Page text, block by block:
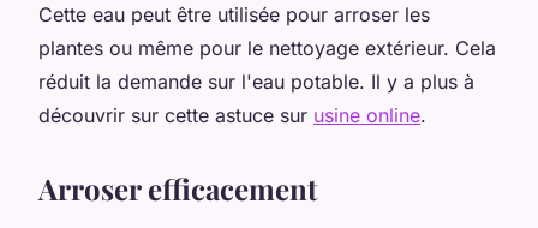
Cette eau peut être utilisée pour arroser les
plantes ou même pour le nettoyage extérieur. Cela
réduit la demande sur l'eau potable. Il y a plus à
découvrir sur cette astuce sur usine online.
Arroser efficacement